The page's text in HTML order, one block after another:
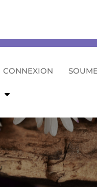
CONNEXION